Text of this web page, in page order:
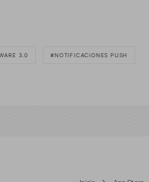
3.0 NOTIFICACIONES PUSH